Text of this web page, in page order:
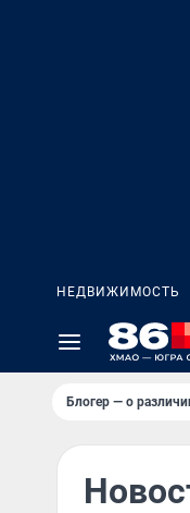
НЕДВИЖИМОСТЬ
Блогер — о